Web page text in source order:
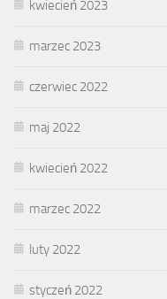
kwiecień 2023
marzec 2023
czerwiec 2022
maj 2022
kwiecień 2022
marzec 2022
luty 2022
styczeń 2022